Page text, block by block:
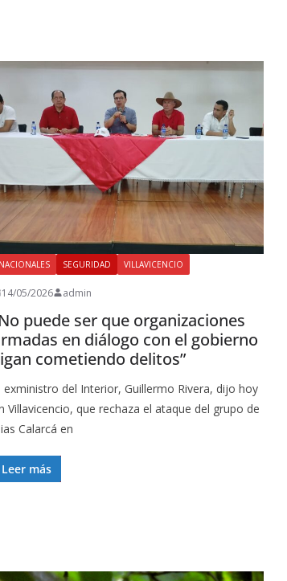
NACIONALES SEGURIDAD VILLAVICENCIO
14/05/2026 admin
puede ser que organizaciones
en diálogo con el gobierno
cometiendo delitos”
exministro del Interior, Guillermo Rivera, dijo hoy
Villavicencio, que rechaza el ataque del grupo de
Calarcá en
Leer más